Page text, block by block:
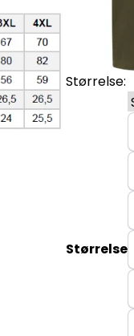
Størrelse:
Størrelse